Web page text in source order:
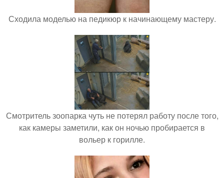
Сходила моделью на педикюр к начинающему мастеру.
Смотритель зоопарка чуть не потерял работу после того,
как камеры заметили, как он ночью пробирается в
вольер к горилле.